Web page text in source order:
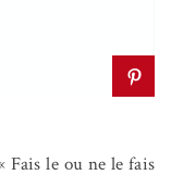
Fais le ou ne le fais